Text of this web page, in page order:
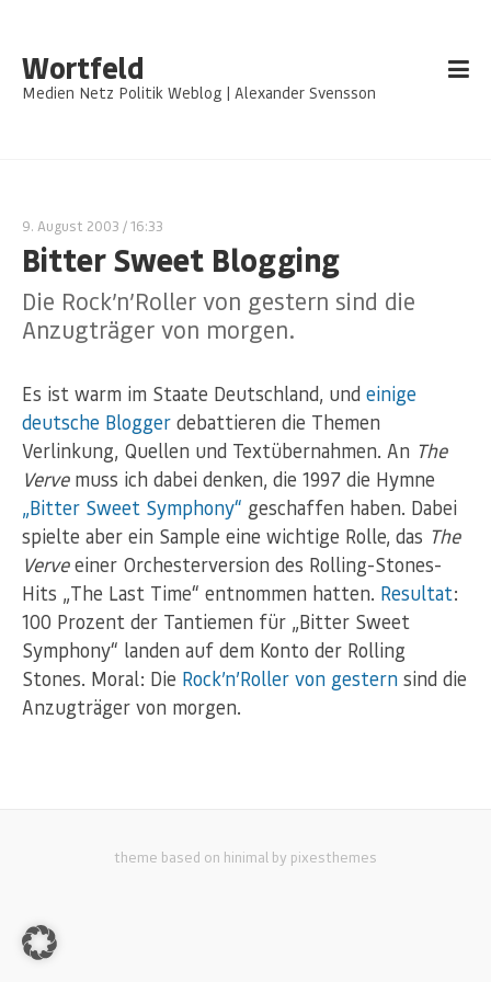
Wortfeld
Medien Netz Politik Weblog | Alexander Svensson
9. August 2003 / 16:33
Bitter Sweet Blogging
Die Rock’n’Roller von gestern sind die
Anzugträger von morgen.
Es ist warm im Staate Deutschland, und einige
deutsche Blogger debattieren die Themen
Verlinkung, Quellen und Textübernahmen. An The
Vervemuss ich dabei denken, die 1997 die Hymne
„Bitter Sweet Symphony“ geschaffen haben. Dabei
spielte aber ein Sample eine wichtige Rolle, das The
Verveeiner Orchesterversion des Rolling-Stones-
Hits „The Last Time“ entnommen hatten. Resultat:
100 Prozent der Tantiemen für „Bitter Sweet
Symphony“ landen auf dem Konto der Rolling
Stones. Moral: Die Rock’n’Roller von gestern sind die
Anzugträger von morgen.
theme based on hinimal by pixesthemes